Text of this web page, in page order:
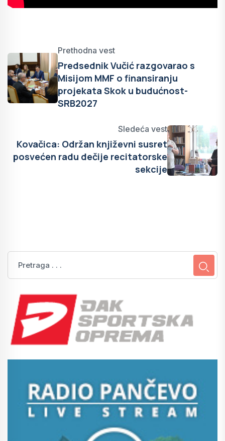
Prethodna vest
Predsednik Vučić razgovarao s
Misijom MMF o finansiranju
projekata Skok u budućnost-
SRB2027
Sledeća vest
Kovačica: Održan književni susret
posvećen radu dečije recitatorske
sekcije